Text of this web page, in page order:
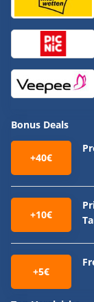
Bonus Deals
+40€
+10€
+5€